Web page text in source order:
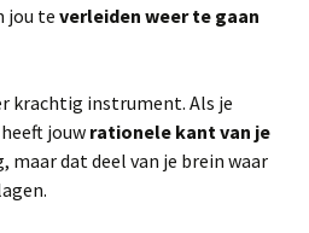
jou te verleiden weer te gaan
krachtig instrument. Als je
jouw rationele kant van je
maar dat deel van je brein waar